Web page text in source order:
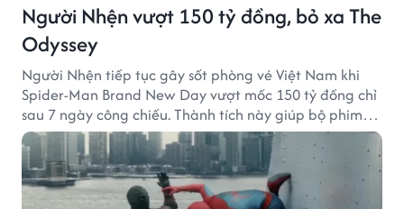
Người Nhện vượt 150 tỷ đồng, bỏ xa The
Odyssey
Người Nhện tiếp tục gây sốt phòng vé Việt Nam khi
Spider-Man Brand New Day vượt mốc 150 tỷ đồng chỉ
sau 7 ngày công chiếu. Thành tích này giúp bộ phim
của Tom Holland tạo khoảng cách đáng kể với The
Odyssey trên đường đua doanh thu.